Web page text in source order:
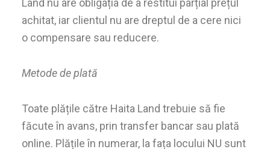
Land nu are obligația de a restitui parțial prețul
achitat, iar clientul nu are dreptul de a cere nici
o compensare sau reducere.
Metode de plată
Toate plățile către Haita Land trebuie să fie
făcute în avans, prin transfer bancar sau plată
online. Plățile în numerar, la fața locului NU sunt